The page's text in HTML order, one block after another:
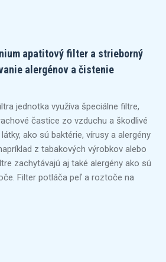
apatitový filter a strieborný
alergénov a čistenie
jednotka využíva špeciálne filtre,
častice zo vzduchu a škodlivé
ako sú baktérie, vírusy a alergény
z tabakových výrobkov alebo
zachytávajú aj také alergény ako sú
Filter potláča peľ a roztoče na